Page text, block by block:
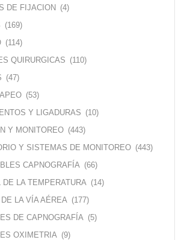
DE FIJACION (4)
(169)
(114)
QUIRURGICAS (110)
(47)
(53)
Y LIGADURAS (10)
Y MONITOREO (443)
Y SISTEMAS DE MONITOREO (443)
CAPNOGRAFÍA (66)
DE LA TEMPERATURA (14)
LA VÍA AÉREA (177)
DE CAPNOGRAFÍA (5)
OXIMETRIA
(9)